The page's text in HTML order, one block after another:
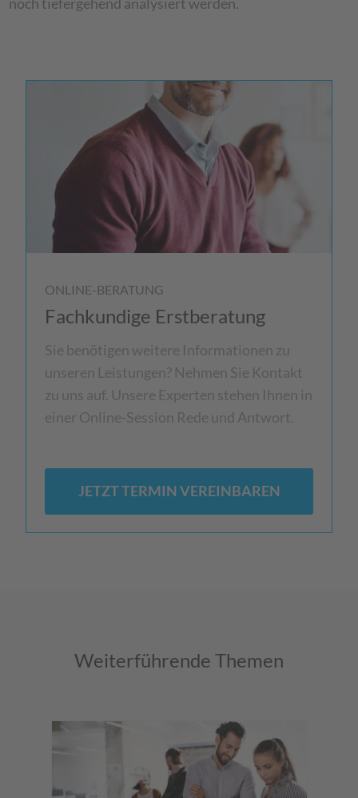
ONLINE-BERATUNG
Fachkundige Erstberatung
Sie benötigen weitere Informationen zu
unseren Leistungen? Nehmen Sie Kontakt
zu uns auf. Unsere Experten stehen Ihnen in
einer Online-Session Rede und Antwort.
JETZT TERMIN VEREINBAREN
Weiterführende Themen